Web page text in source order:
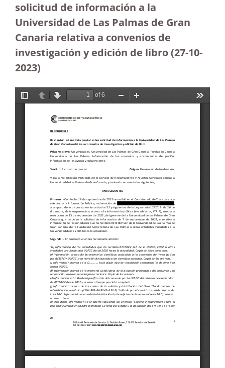
solicitud de información a la
Universidad de Las Palmas de Gran
Canaria relativa a convenios de
investigación y edición de libro (27-10-
2023)